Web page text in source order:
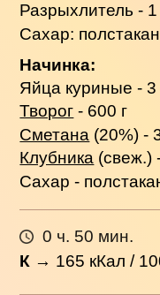
Разрыхлитель - 1
Сахар:
Начинка:
Яйца куриные - 3
Творог - 600 г
Сметана (20%) -
Клубника (свеж.)
Сахар -
0 ч. 50 мин.
К → 165 кКал /